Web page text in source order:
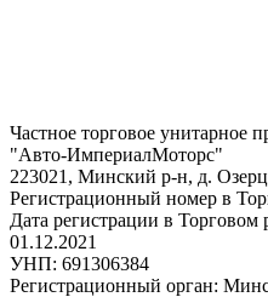
Частное торговое унитарное
"Авто-ИмпериалМоторс"
223021, Минский р-н, д.
Регистрационный номер в
Дата регистрации в Торговом
01.12.2021
УНП: 691306384
Регистрационный орган: